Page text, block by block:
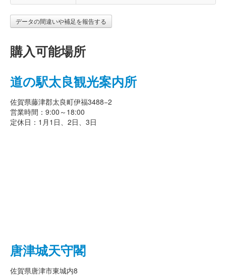
データの間違いや補足を報告する
購入可能場所
道の駅太良観光案内所
佐賀県藤津郡太良町伊福3488−2
営業時間：9:00～18:00
定休日：1月1日、2日、3日
唐津城天守閣
佐賀県唐津市東城内8